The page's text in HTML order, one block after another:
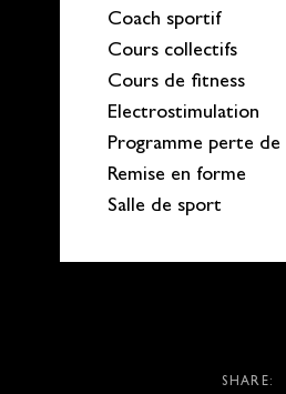
Coach sportif
Cours collectifs
Cours de fitness
Electrostimulation
Programme perte de
Remise en forme
Salle de sport
SHARE: